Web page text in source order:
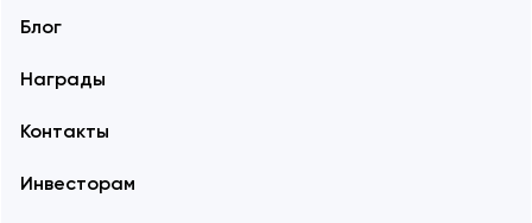
Блог
Награды
Контакты
Инвесторам